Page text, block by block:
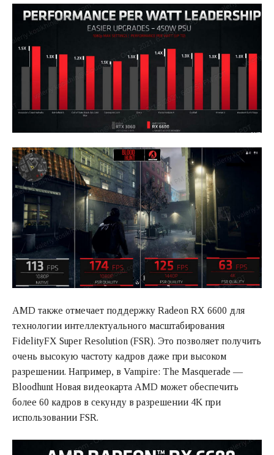
AMD также отмечает поддержку Radeon RX 6600 для
технологии интеллектуального масштабирования
FidelityFX Super Resolution (FSR). Это позволяет получить
очень высокую частоту кадров даже при высоком
разрешении. Например, в Vampire: The Masquerade —
Bloodhunt Новая видеокарта AMD может обеспечить
более 60 кадров в секунду в разрешении 4K при
использовании FSR.